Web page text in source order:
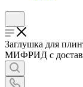
Заглушка для
МИФРИД с